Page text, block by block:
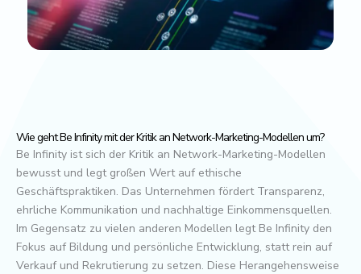
Wie geht Be Infinity mit der Kritik an Network-Marketing-Modellen um?
Be Infinity ist sich der Kritik an Network-Marketing-Modellen
bewusst und legt großen Wert auf ethische
Geschäftspraktiken. Das Unternehmen fördert Transparenz,
ehrliche Kommunikation und nachhaltige Einkommensquellen.
Im Gegensatz zu vielen anderen Modellen legt Be Infinity den
Fokus auf Bildung und persönliche Entwicklung, statt rein auf
Verkauf und Rekrutierung zu setzen. Diese Herangehensweise